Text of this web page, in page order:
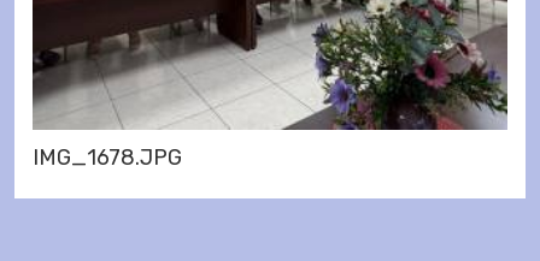
IMG_1678.JPG